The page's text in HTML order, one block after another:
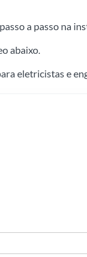
a passo na
abaixo.
eletricistas e